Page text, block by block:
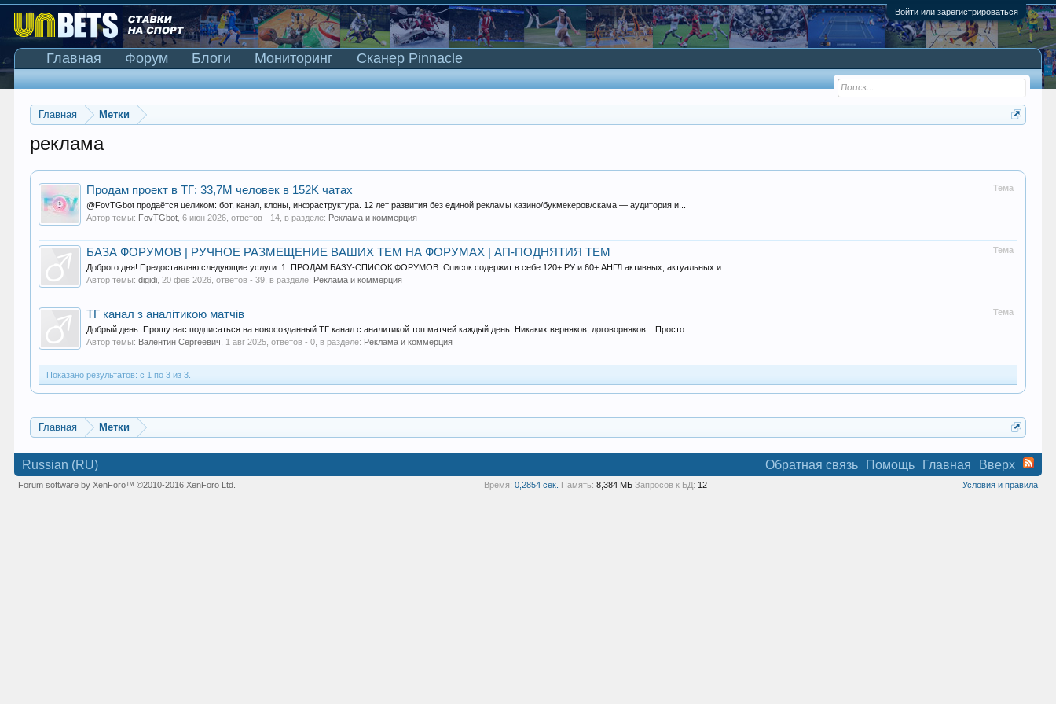
Войти или зарегистрироваться
Главная Метки
реклама
Тема
Продам проект в ТГ: 33,7M человек в 152K чатах
@FovTGbot продаётся целиком: бот, канал, клоны, инфраструктура. 12 лет развития без единой рекламы казино/букмекеров/скама — аудитория и...
Автор темы: FovTGbot ,6 июн 2026 , ответов - 14, в разделе: Реклама и коммерция
Тема
БАЗА ФОРУМОВ | РУЧНОЕ РАЗМЕЩЕНИЕ ВАШИХ ТЕМ НА ФОРУМАХ | АП-ПОДНЯТИЯ ТЕМ
Доброго дня! Предоставляю следующие услуги: 1. ПРОДАМ БАЗУ-СПИСОК ФОРУМОВ: Список содержит в себе 120+ РУ и 60+ АНГЛ активных, актуальных и...
Автор темы:digidi ,20 фев 2026 , ответов - 39, в разделе: Реклама и коммерция
Тема
ТГ канал з аналітикою матчів
Добрый день. Прошу вас подписаться на новосозданный ТГ канал с аналитикой топ матчей каждый день. Никаких верняков, договорняков... Просто...
Автор темы: Валентин Сергеевич 1 авг 2025 , ответов - 0, в разделе: Реклама и коммерция
Показано результатов: с 1 по 3 из 3.
Главная Метки
Главная Форум Блоги Мониторинг Сканер Pinnacle
Russian (RU) Обратная связь Помощь Главная Вверх
Условия и правила
Forum software by XenForo™©2010-2016 XenForo Ltd. Время: 0,2854 сек. Память: 8,384 МБ Запросов к БД: 12